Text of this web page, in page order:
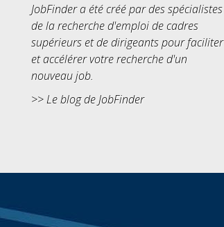
JobFinder a été créé par des spécialistes
de la recherche d'emploi de cadres
supérieurs et de dirigeants pour faciliter
et accélérer votre recherche d'un
nouveau job.
>>Le blog de JobFinder